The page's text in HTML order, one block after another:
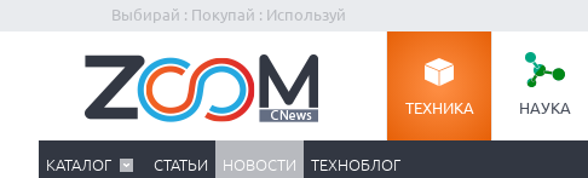
Выбирай : Покупай : Используй
ТЕХНИКА НАУКА
КАТАЛОГ СТАТЬИ НОВОСТИ ТЕХНОБЛОГ